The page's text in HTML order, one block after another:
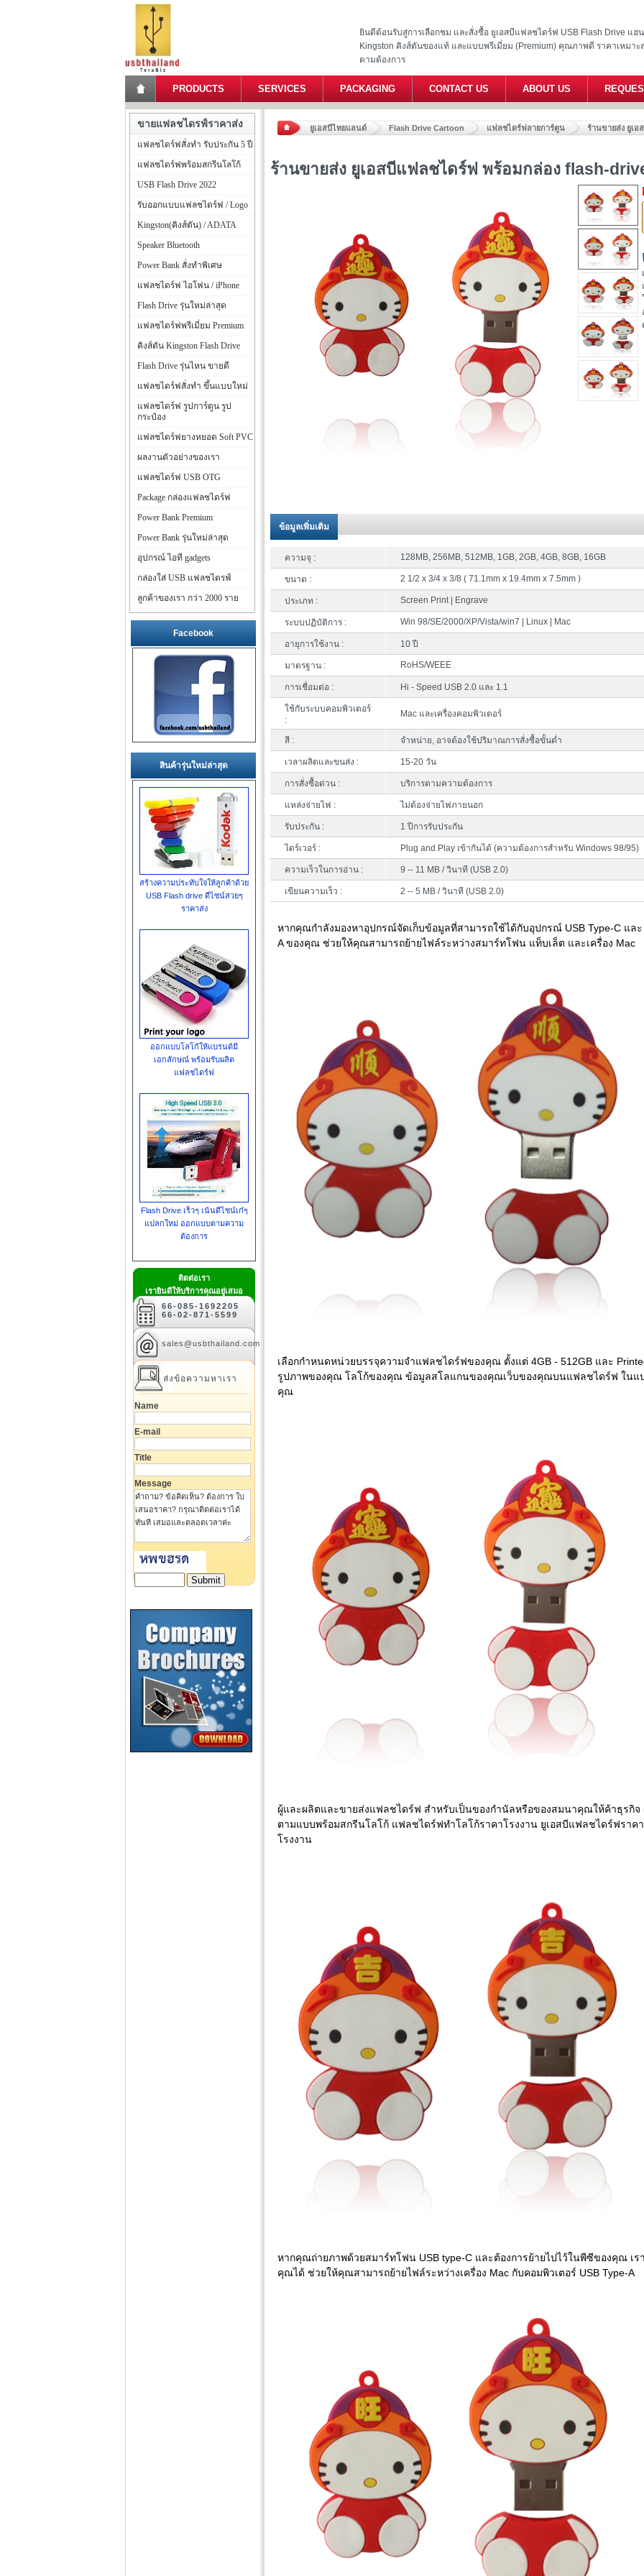
ยินดีต้อนรับสู่การเลือกชม และสั่งซื้อ ยูเอสบีแฟลชไดร์ฟ USB Flash Drive แฮ
Kingston คิงส์ตันของแท้ และแบบพรีเมี่ยม (Premium) คุณภาพดี ราคาเหมา
ตามต้องการ
PRODUCTS SERVICES PACKAGING CONTACT US ABOUT US
ยูเอสบีไทยแลนด์ Flash Drive Cartoon แฟลชไดร์ฟลายการ์ตูน ร้านขายส่ง ยูเ
ร้านขายส่ง ยูเอสบีแฟลชไดร์ฟ พร้อมกล่อง flash-
ข้อมูลเพิ่มเติม
ความจุ : 128MB, 256MB, 512MB, 1GB, 2GB, 4GB, 8GB, 16GB
ขนาด : 2 1/2 x 3/4 x 3/8 ( 71.1mm x 19.4mm x 7.5mm )
ประเภท : Screen Print | Engrave
ระบบปฏิบัติการ : Win 98/SE/2000/XP/Vista/win7 | Linux | Mac
อายุการใช้งาน : 10 ปี
มาตรฐาน : RoHS/WEEE
การเชื่อมต่อ : Hi - Speed USB 2.0 และ 1.1
ใช้กับระบบคอมพิวเตอร์
:
Mac และเครื่องคอมพิวเตอร์
สี : จำหน่าย, อาจต้องใช้ปริมาณการสั่งซื้อขั้นต่ำ
เวลาผลิตและขนส่ง : 15-20 วัน
การสั่งซื้อด่วน : บริการตามความต้องการ
แหล่งจ่ายไฟ : ไม่ต้องจ่ายไฟภายนอก
รับประกัน : 1 ปีการรับประกัน
ไดร์เวอร์ : Plug and Play เข้ากันได้ (ความต้องการสำหรับ Windows 98/95)
ความเร็วในการอ่าน : 9 -- 11 MB / วินาที (USB 2.0)
เขียนความเร็ว : 2 -- 5 MB / วินาที (USB 2.0)
หากคุณกำลังมองหาอุปกรณ์จัดเก็บข้อมูลที่สามารถใช้ได้กับอุปกรณ์ USB Type-C และ
A ของคุณ ช่วยให้คุณสามารถย้ายไฟล์ระหว่างสมาร์ทโฟน แท็บเล็ต และเครื่อง Mac
เลือกกำหนดหน่วยบรรจุความจำแฟลชไดร์ฟของคุณ ตั้งแต่ 4GB - 512GB และ
รูปภาพของคุณ โลโก้ของคุณ ข้อมูลสโลแกนของคุณเว็บของคุณบนแฟลชไดร์ฟ ในแ
คุณ
ผู้และผลิตและขายส่งแฟลชไดร์ฟ สำหรับเป็นของกำนัลหรือของสมนาคุณให้ค้าธุรกิจ
ตามแบบพร้อมสกรีนโลโก้ แฟลชไดร์ฟทำโลโก้ราคาโรงงาน ยูเอสบีแฟลชไดร์ฟราคา
โรงงาน
หากคุณถ่ายภาพด้วยสมาร์ทโฟน USB type-C และต้องการย้ายไปไว้ในพีซีของคุณ เร
คุณได้ ช่วยให้คุณสามารถย้ายไฟล์ระหว่างเครื่อง Mac กับคอมพิวเตอร์ USB Type-A
ขายแฟลชไดรฟ์ราคาส่ง
แฟลชไดร์ฟสั่งทำ รับประกัน 5 ปี
แฟลชไดร์ฟพร้อมสกรีนโลโก้
USB Flash Drive 2022
รับออกแบบแฟลชไดร์ฟ / Logo
Kingston(คิงส์ตัน) / ADATA
Speaker Bluetooth
Power Bank สั่งทำพิเศษ
แฟลชไดร์ฟ ไอโฟน / iPhone
Flash Drive รุ่นใหม่ล่าสุด
แฟลชไดร์ฟพรีเมี่ยม Premium
คิงส์ตัน Kingston Flash Drive
Flash Drive รุ่นไหน ขายดี
แฟลชไดร์ฟสั่งทำ ขึ้นแบบใหม่
แฟลชไดร์ฟ รูปการ์ตูน รูป
กระป๋อง
แฟลชไดร์ฟยางหยอด Soft PVC
ผลงานตัวอย่างของเรา
แฟลชไดร์ฟ USB OTG
Package กล่องแฟลชไดร์ฟ
Power Bank Premium
Power Bank รุ่นใหม่ล่าสุด
อุปกรณ์ ไอที gadgets
กล่องใส่ USB แฟลชไดรฟ์
ลูกค้าของเรา กว่า 2000 ราย
Facebook
สินค้ารุ่นใหม่ล่าสุด
สร้างความประทับใจให้ลูกค้าด้วย
USB Flash drive ดีไซน์สวยๆ
ราคาส่ง
ออกแบบโลโก้ให้แบรนด์มี
เอกลักษณ์ พร้อมรับผลิต
แฟลชไดร์ฟ
Flash Drive เร็วๆ เน้นดีไซน์เก๋ๆ
แปลกใหม่ ออกแบบตามความ
ต้องการ
ติดต่อเรา
เรายินดีให้บริการคุณอยู่เสมอ
66-085-1692205
66-02-871-5599
sales@usbthailand.com
ส่งข้อความหาเรา
Name
E-mail
Title
Message